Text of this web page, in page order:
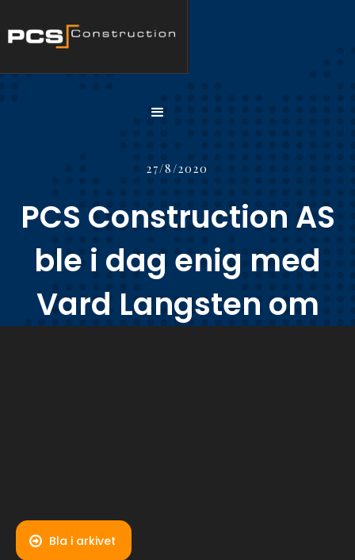
27/8/2020
PCS Construction AS
ble i dag enig med
Vard Langsten om
Bla i arkivet